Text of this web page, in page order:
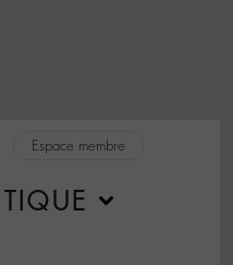
Espace membre